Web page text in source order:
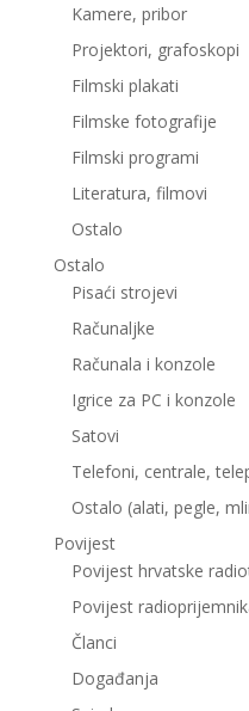
Kamere, pribor
Projektori, grafoskopi
Filmski plakati
Filmske fotografije
Filmski programi
Literatura, filmovi
Ostalo
Ostalo
Pisaći strojevi
Računaljke
Računala i konzole
Igrice za PC i konzole
Satovi
Telefoni, centrale,
Ostalo (alati, pegle,
Povijest
Povijest hrvatske
Povijest
Članci
Događanja